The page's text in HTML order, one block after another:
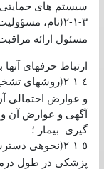
سيستم های
٣-١ -٢(نام،
مسئول ارائه
ارتباط حرفهای آنها
٤-١ -٢(روشهای
و عوارض احتمالی
آگهی و عوارض آن و
گيری بيمار ؛
٥-١ -٢(نحوهی
پزشكی در طول